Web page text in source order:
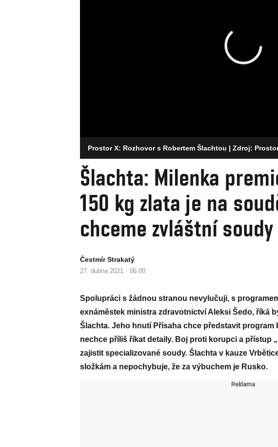
Prostor X: Rozhovor s Robertem Šlachtou | Zdroj:
Šlachta: Milenka
150 kg zlata je na
chceme zvláštní
Čestmír Strakatý
27. dubna 2021 · 06:00
Spolupráci s žádnou stranou nevylučuji, s
exnáměstek ministra zdravotnictví Aleksi Šedo, říká
Šlachta. Jeho hnutí Přísaha chce představit
nechce příliš říkat detaily. Boj proti korupci a přístup
zajistit specializované soudy. Šlachta v kauze
složkám a nepochybuje, že za výbuchem je Rusko.